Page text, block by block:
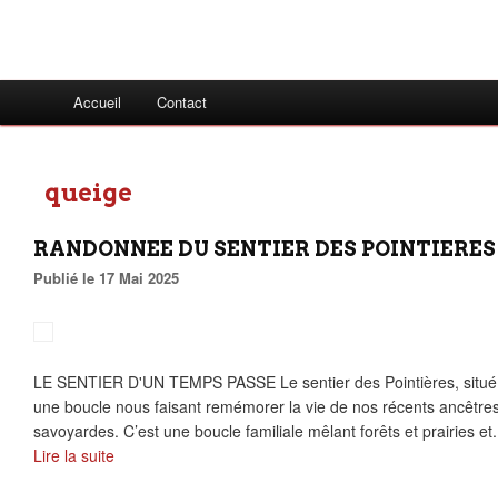
Accueil Contact
queige
RANDONNEE DU SENTIER DES
Publié le 17 Mai 2025
LE SENTIER D'UN TEMPS PASSE Le sentier des Pointières,
une boucle nous faisant remémorer la vie de nos récents
savoyardes. C’est une boucle familiale mêlant forêts et prairies
Lire la suite